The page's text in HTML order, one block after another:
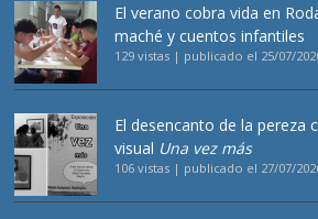
El verano cobra vida en
maché y cuentos infantiles
129 vistas | publicado el 25/07/
El desencanto de la pereza
visual Una vez más
106 vistas | publicado el 27/07/